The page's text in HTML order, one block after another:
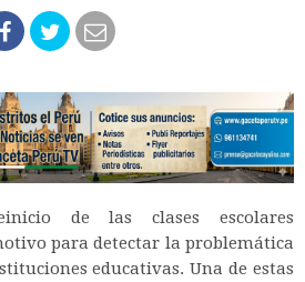
de las clases escolares
para detectar la problemática
educativas. Una de estas